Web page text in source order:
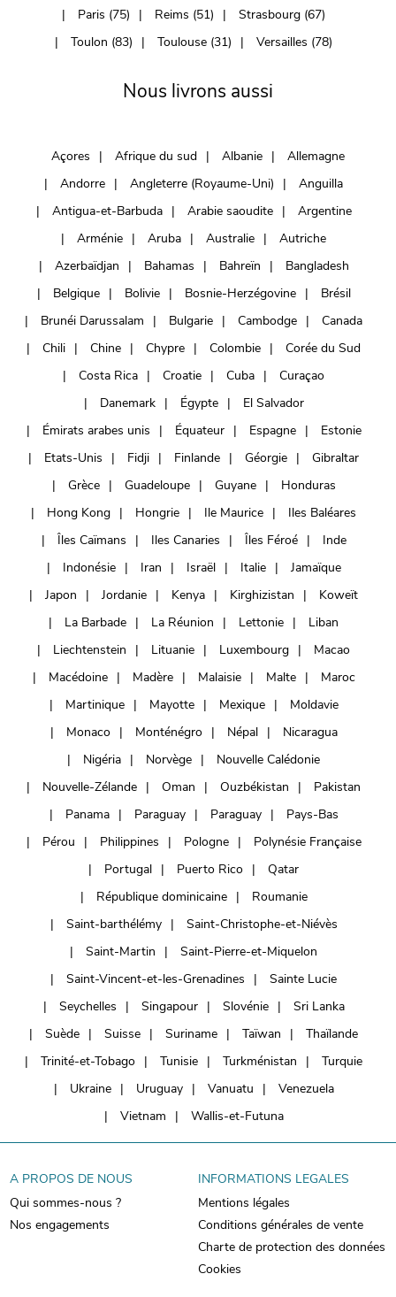
Paris (75)
Reims (51)
Strasbourg (67)
Toulon (83)
Toulouse (31) Versailles (78)
Nous livrons aussi
Açores Afrique du sud Albanie
Allemagne
Andorre
Angleterre (Royaume-Uni)
Anguilla
Antigua-et-Barbuda
Arabie saoudite
Argentine
Arménie
Aruba Australie
Autriche
Azerbaïdjan
Bahamas Bahreïn
Bangladesh
Belgique
Bolivie Bosnie-Herzégovine
Brésil
Brunéi Darussalam
Bulgarie Cambodge
Canada
Chili
Chine Chypre Colombie
Corée du Sud
Costa Rica
Croatie Cuba
Curaçao
Danemark
Égypte
El Salvador
Émirats arabes unis
Équateur Espagne
Estonie
Etats-Unis
Fidji Finlande Géorgie
Gibraltar
Grèce
Guadeloupe Guyane
Honduras
Hong Kong
Hongrie Ile Maurice
Iles Baléares
Îles Caïmans
Iles Canaries Îles Féroé
Inde
Indonésie
Iran Israël Italie
Jamaïque
Japon
Jordanie Kenya Kirghizistan
Koweït
La Barbade
La Réunion Lettonie
Liban
Liechtenstein
Lituanie Luxembourg
Macao
Macédoine
Madère Malaisie Malte
Maroc
Martinique
Mayotte Mexique
Moldavie
Monaco
Monténégro Népal
Nicaragua
Nigéria
Norvège
Nouvelle Calédonie
Nouvelle-Zélande
Oman Ouzbékistan
Pakistan
Panama
Paraguay Paraguay
Pays-Bas
Pérou
Philippines Pologne
Polynésie Française
Portugal
Puerto Rico
Qatar
République dominicaine
Roumanie
Saint-barthélémy
Saint-Christophe-et-Niévès
Saint-Martin
Saint-Pierre-et-Miquelon
Saint-Vincent-et-les-Grenadines
Sainte Lucie
Seychelles
Singapour Slovénie
Sri Lanka
Suède
Suisse Suriname Taïwan
Thaïlande
Trinité-et-Tobago
Tunisie Turkménistan
Turquie
Ukraine
Uruguay Vanuatu
Venezuela
Vietnam
Wallis-et-Futuna
A PROPOS DE NOUS
Qui sommes-nous ?
Nos engagements
INFORMATIONS LEGALES
Mentions légales
Conditions générales de vente
Charte de protection des données
Cookies